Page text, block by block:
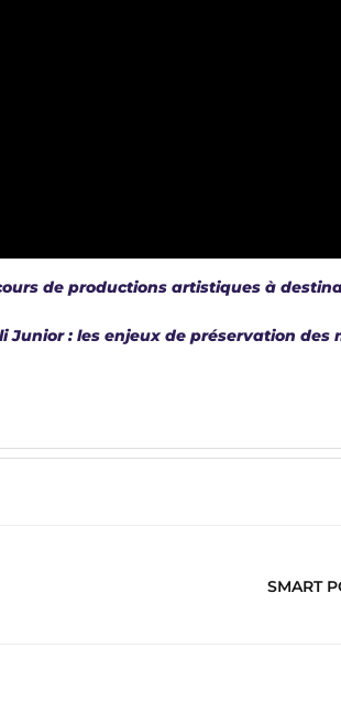
de productions artistiques à
Junior : les enjeux de préservation
SMART